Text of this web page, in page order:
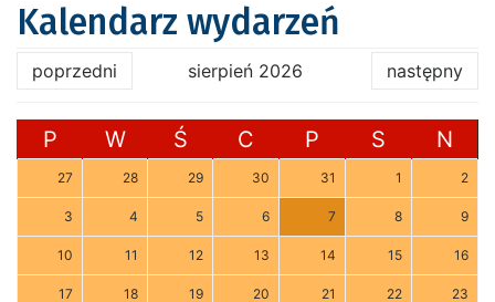
Kalendarz wydarzeń
poprzedni sierpień 2026 następny
P W Ś C P S N
27 28 29 30 31 1 2
3 4 5 6 7 8 9
10 11 12 13 14 15 16
17 18 19 20 21 22 23